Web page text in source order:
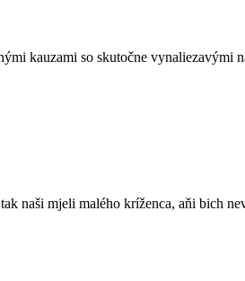
kauzami so skutočne vynaliezavými
naši mjeli malého kríženca, aňi bich